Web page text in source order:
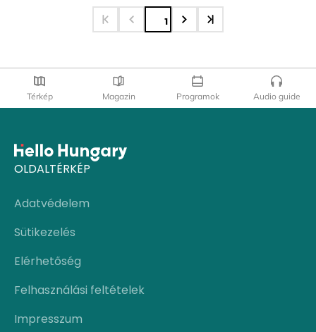
1
Térkép Magazin Programok Audio guide
OLDALTÉRKÉP
Adatvédelem
Sütikezelés
Elérhetőség
Felhasználási feltételek
Impresszum